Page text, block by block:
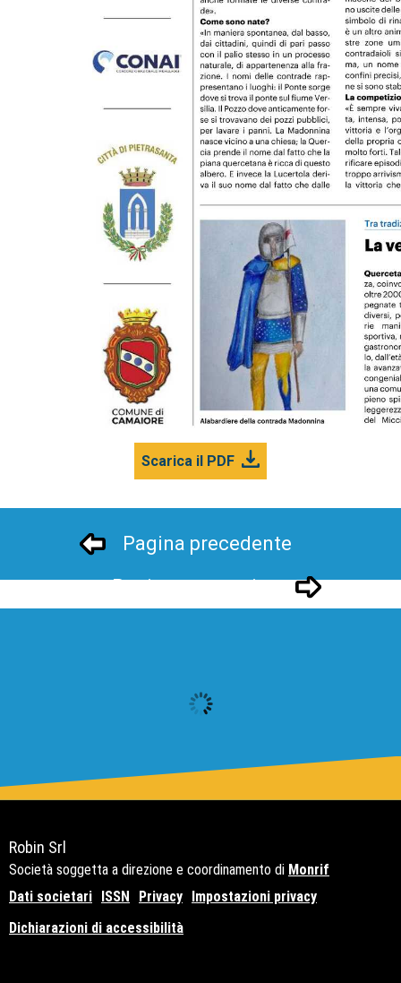
Scarica il PDF
Pagina precedente
Pagina successivo
Robin Srl
Società soggetta a direzione e coordinamento di Monrif
Dati societari ISSN Privacy Impostazioni privacy
Dichiarazioni di accessibilità